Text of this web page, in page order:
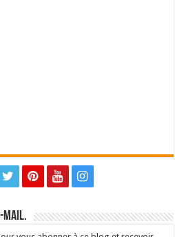
mail.